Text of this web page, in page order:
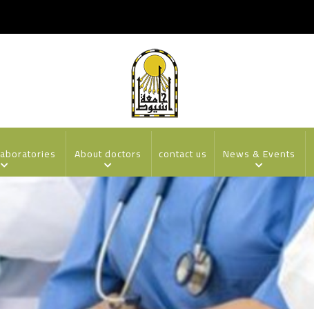
About doctors contact us News & Events